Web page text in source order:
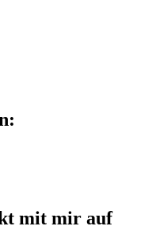
mit mir auf